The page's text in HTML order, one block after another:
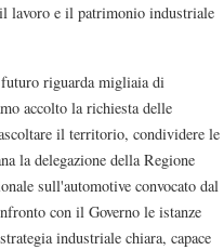
il lavoro e il patrimonio industriale
riguarda migliaia di
accolto la richiesta delle
il territorio, condividere le
la delegazione della Regione
sull'automotive convocato dal
con il Governo le istanze
industriale chiara, capace